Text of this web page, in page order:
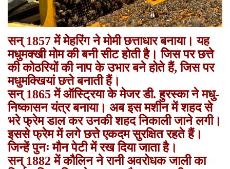
सन् 1857 में मेहरिंग ने मोमी छत्ताधार बनाया। यह
मधुमक्खी मोम की बनी सीट होती है। जिस पर छत्ते
की कोठरियों की नाप के उभार बने होते हैं, जिस पर
मधुमक्खियां छत्ते बनाती हैं।
सन् 1865 में ऑस्ट्रिया के मेजर डी. हुरस्का ने मधु-
निष्कासन यंत्र बनाया। अब इस मशीन में शहद से
भरे फ्रेम डाल कर उनकी शहद निकाली जाने लगी।
इससे फ्रेम में लगे छत्ते एकदम सुरक्षित रहते हैं।
जिन्हें पुनः मौन पेटी में रख दिया जाता है।
सन् 1882 में कौलिन ने रानी अवरोधक जाली का